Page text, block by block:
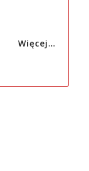
Więcej…